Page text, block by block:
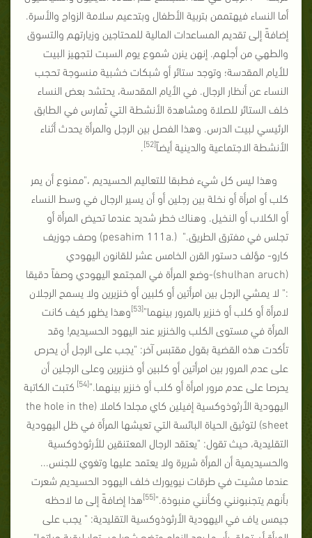
أما النساء فيهتممن بتربية الأطفال وبتدعيم سلامة الزواج والأسرة.
إضافةً إلى تقديم المساعدات المالية للمحتاجين وزيارتهم والتسوق
والطهي من أجلهم. إنهن ينرن شموع يوم السبت لتجهيز البيت
للأيام المقدسة؛ وتوجد ستائر أو شبكات خشبية منسوجة تحجب
النساء عن أنظار الرجال. في الأيام المقدسة، يحتشد بعض النساء
خلف الستائر للصلاة ومشاهدة الأنشطة التي تُمارس في الطابق
الرئيسي لبيت الدرس. وهذا الفصل بين الرجل والمرأة يحدث أثناء
الأنشطة الاجتماعية والدينية أيضاً[52]
.
وهذا ليس كل شيء فطبقا للتعاليم الحسيديم ،"ممنوع أن يمر
كلب أو امرأة أو نخلة بين رجلين أو أن يسير الرجال في وسط النساء
أو الكلاب أو النخيل. وهناك خطر شديد عندما تحيض المرأة أو
تجلس في مفترق الطريق." (pesahim 111a.) وصف جوزيف
كارو- مؤلف دستور القرن الخامس عشر للقانون اليهودي
(
shulhan aruch)-وضع المرأة في المجتمع اليهودي وصفاً دقيقا
:" لا يمشي الرجل بين امرأتين أو كلبين أو خنزيرين ولا يسمح الرجلان
لامرأة أو كلب أو خنزير بالمرور بينهما"[53]
وهذا يظهر كيف كانت
المرأة في مستوى الكلب والخنزير عند اليهود الحسيديم! وقد
تأكدت هذه القضية بقول مقتبس آخر: "يجب على الرجل أن يحرص
على عدم المرور بين امرأتين أو كلبين أو خنزيرين وعلى الرجلين أن
يحرصا على عدم مرور امرأة أو كلب أو خنزير بينهما."[54]
كتبت الكاتبة
اليهودية الأرثوذوكسية إفيلين كاي مجلدا كاملا (the hole in the
sheet) لتوثيق الحياة البائسة التي تعيشها المرأة في ظل اليهودية
التقليدية، حيث تقول: "يعتقد الرجال المعتنقين للأرثوذوكسية
والحسيديمية أن المرأة شريرة ولا يعتمد عليها وتغوي للجنس...
عندما مشيت في طرقات نيويورك خلف اليهود الحسيديم شعرت
بأنهم يتجنبونني وكأنني منبوذة."[55]
هذا إضافةً إلى ما لاحظه
جيمس ياف في اليهودية الأرثوذوكسية التقليدية: " يجب على